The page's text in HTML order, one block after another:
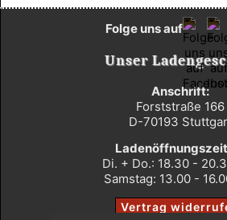
Unser
Anschrift:
Forststraße 166
D-70193
Di. + Do.: 18.30 -
Samstag: 13.00 -
Vertrag
Folge uns auf